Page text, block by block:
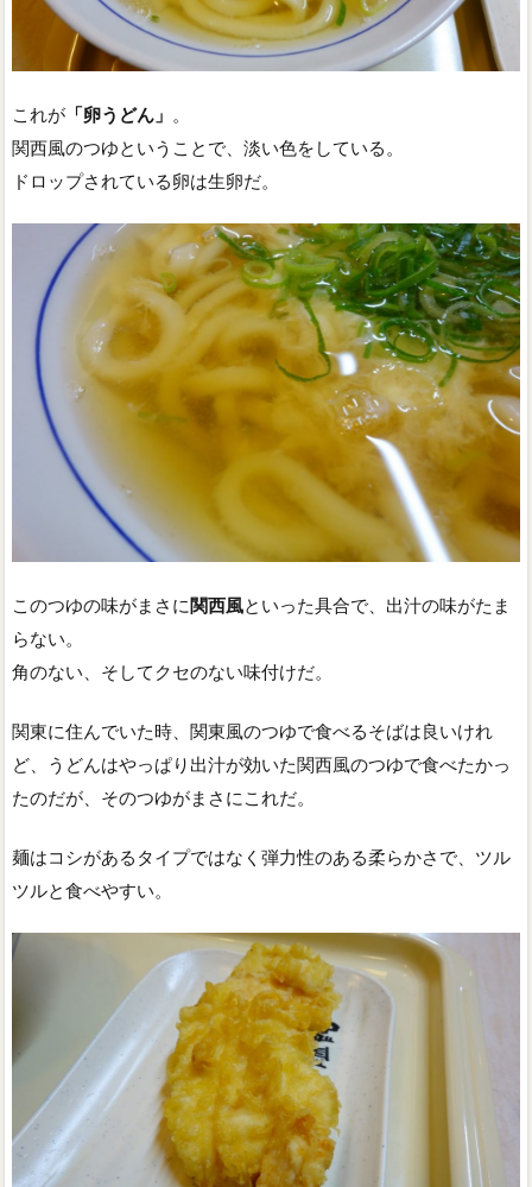
これが 「卵うどん」 。
関西風のつゆということで、淡い色をしている。
ドロップされている卵は生卵だ。
このつゆの味がまさに関西風といった具合で、出汁の味がたま
らない。
角のない、そしてクセのない味付けだ。
関東に住んでいた時、関東風のつゆで食べるそばは良いけれ
ど、うどんはやっぱり出汁が効いた関西風のつゆで食べたかっ
たのだが、そのつゆがまさにこれだ。
麺はコシがあるタイプではなく弾力性のある柔らかさで、ツル
ツルと食べやすい。